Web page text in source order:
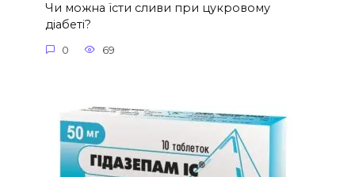
Чи можна їсти сливи при цукровому
діабеті?
0 69